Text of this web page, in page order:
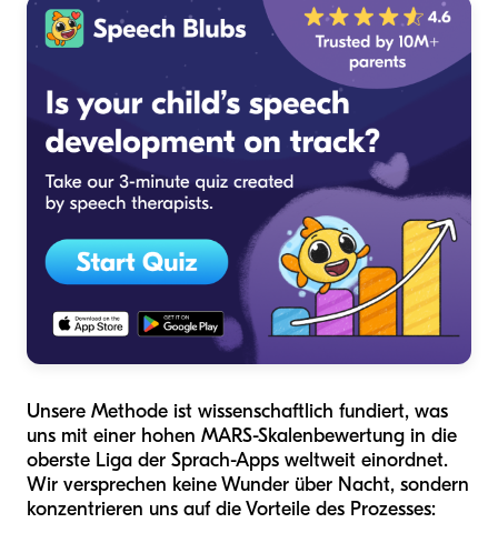
Unsere Methode ist wissenschaftlich fundiert, was
uns mit einer hohen MARS-Skalenbewertung in die
oberste Liga der Sprach-Apps weltweit einordnet.
Wir versprechen keine Wunder über Nacht, sondern
konzentrieren uns auf die Vorteile des Prozesses: